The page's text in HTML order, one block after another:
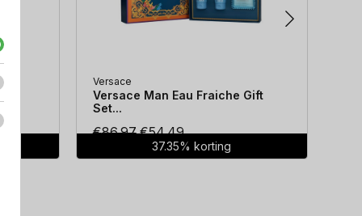
Versace
Versace Man Eau Fraiche Gift
Set...
€86.97Oorspronkelijke
prijs
€54.49Huidige
prijs
37.35% korting